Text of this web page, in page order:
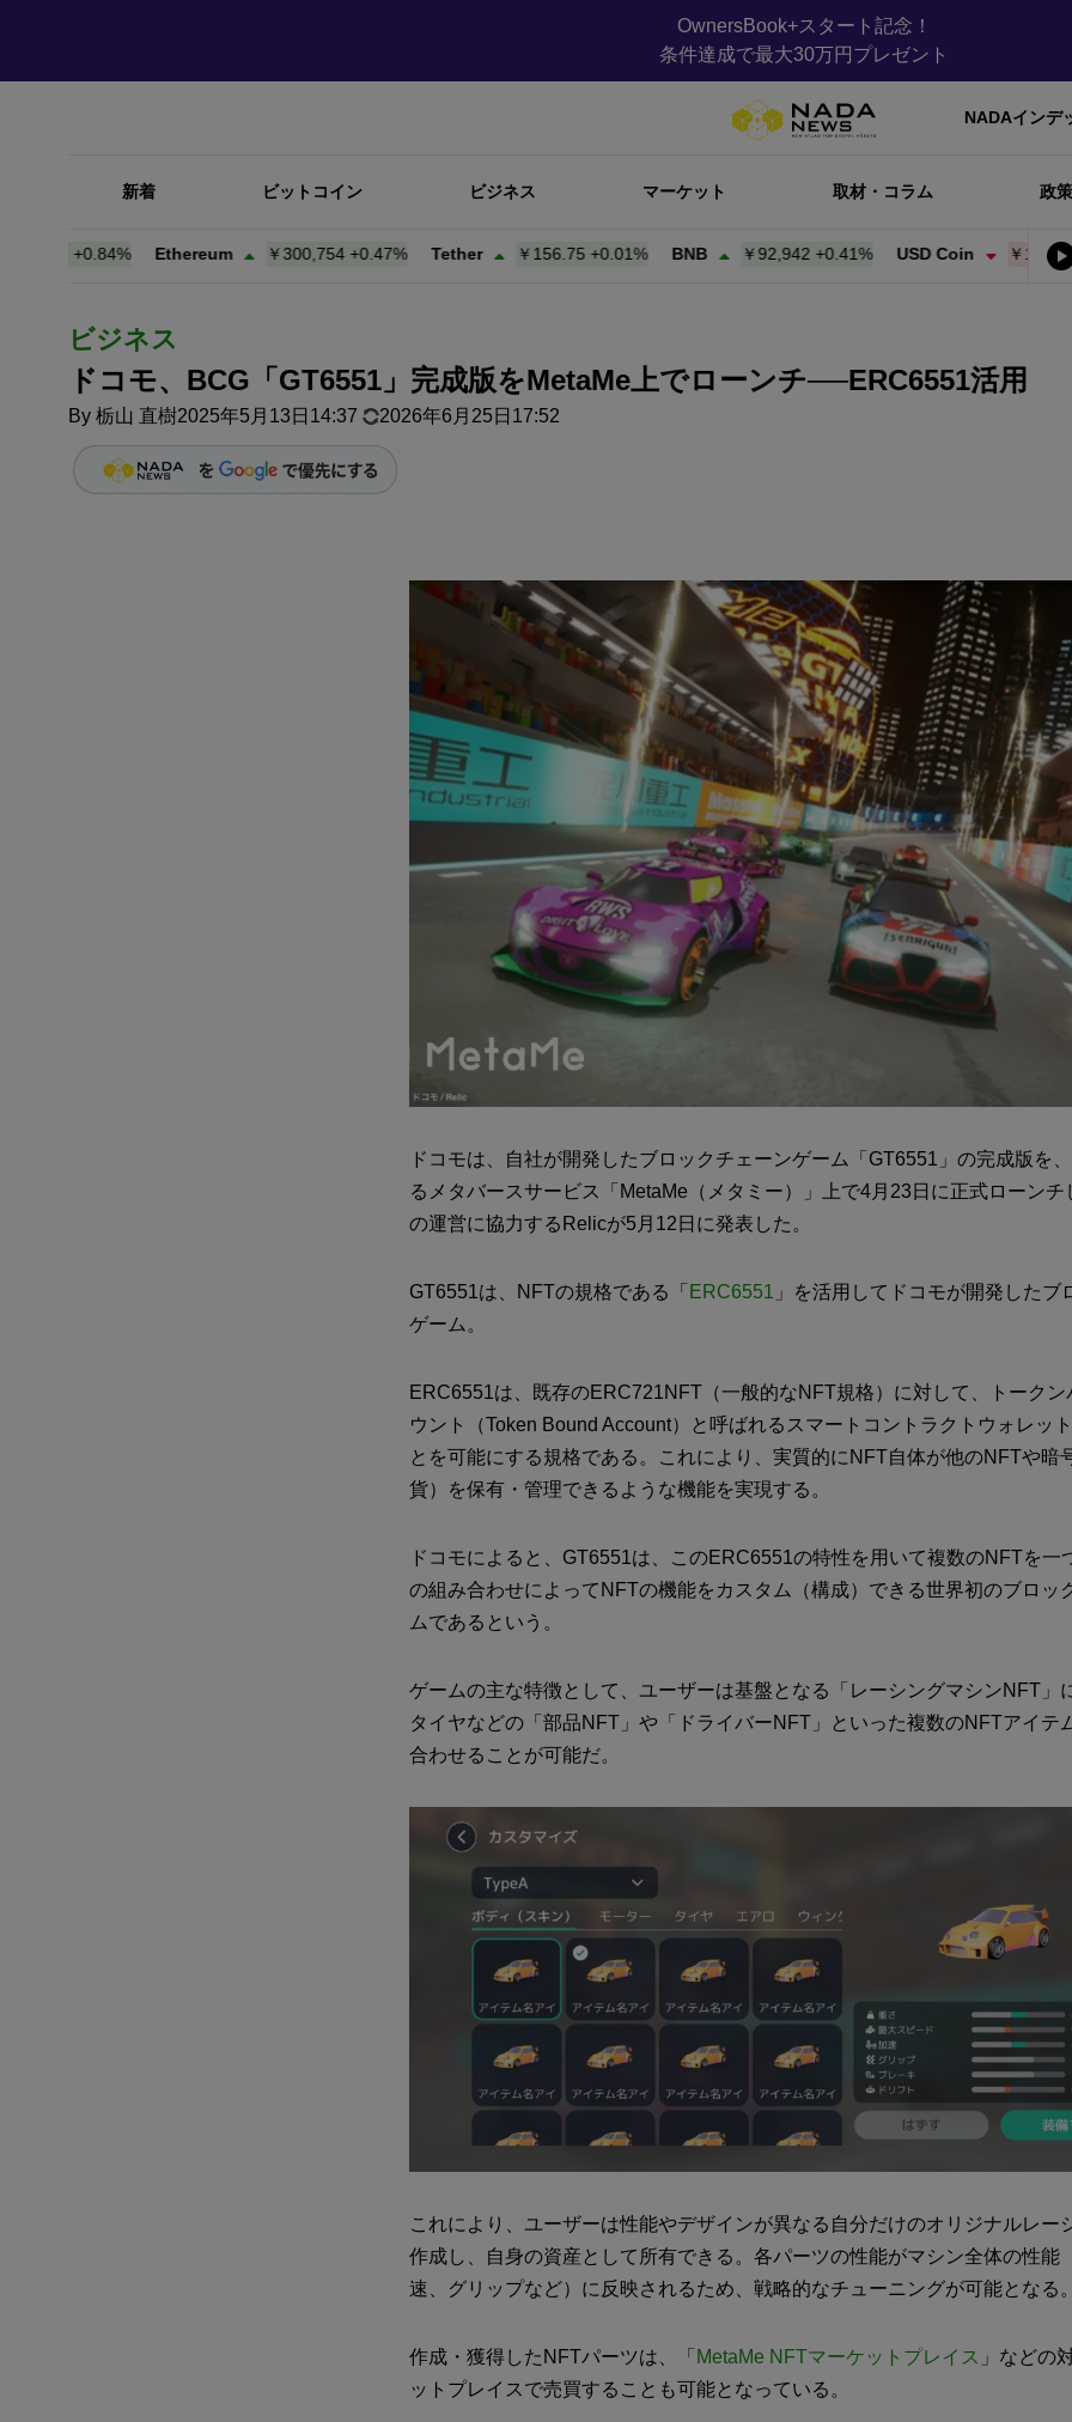
OwnersBook+スタート記念！
条件達成で最大30万円プレゼント
NADAインデ
新着 ビットコイン ビジネス マーケット 取材・コラム 政
0.84% Ethereum ￥300,754+0.47% Tether ￥156.75+0.01% BNB ￥92,942+0.41% USD Coin ￥156.84 -
ビジネス
ドコモ、BCG「GT6551」完成版をMetaMe上でローンチ──ERC6551活用
By 栃山 直樹2025年5月13日14:37 2026年6月25日17:52
ドコモは、自社が開発したブロックチェーンゲーム「GT6551」の完成版を
るメタバースサービス「MetaMe（メタミー）」上で4月23日に正式ローンチ
の運営に協力するRelicが5月12日に発表した。
GT6551は、NFTの規格である「 ERC6551 」を活用してドコモが開発したブ
ゲーム。
ERC6551は、既存のERC721NFT（一般的なNFT規格）に対して、トークン
ウント（Token Bound Account）と呼ばれるスマートコントラクトウォレッ
とを可能にする規格である。これにより、実質的にNFT自体が他のNFTや暗
貨）を保有・管理できるような機能を実現する。
ドコモによると、GT6551は、このERC6551の特性を用いて複数のNFTを一
の組み合わせによってNFTの機能をカスタム（構成）できる世界初のブロッ
ムであるという。
ゲームの主な特徴として、ユーザーは基盤となる「レーシングマシンNFT」
タイヤなどの「部品NFT」や「ドライバーNFT」といった複数のNFTアイテ
合わせることが可能だ。
これにより、ユーザーは性能やデザインが異なる自分だけのオリジナルレー
作成し、自身の資産として所有できる。各パーツの性能がマシン全体の性能
速、グリップなど）に反映されるため、戦略的なチューニングが可能となる
作成・獲得したNFTパーツは、「 MetaMe NFTマーケットプレイス 」などの
ットプレイスで売買することも可能となっている。